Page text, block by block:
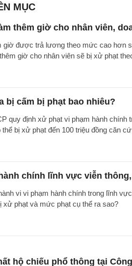
MỤC
thêm giờ cho nhân viên,
giờ được trả lương theo mức cao hơn
giờ cho nhân viên sẽ bị xử phạt
bị cấm bị phạt bao nhiêu?
quy định xử phạt vi phạm hành
bị xử phạt đến 100 triệu đồng căn
chính lĩnh vực viễn
vi vi phạm hành chính trong lĩnh
xử phạt và mức phạt cụ thể ra sao?
hộ chiếu phổ thông tại